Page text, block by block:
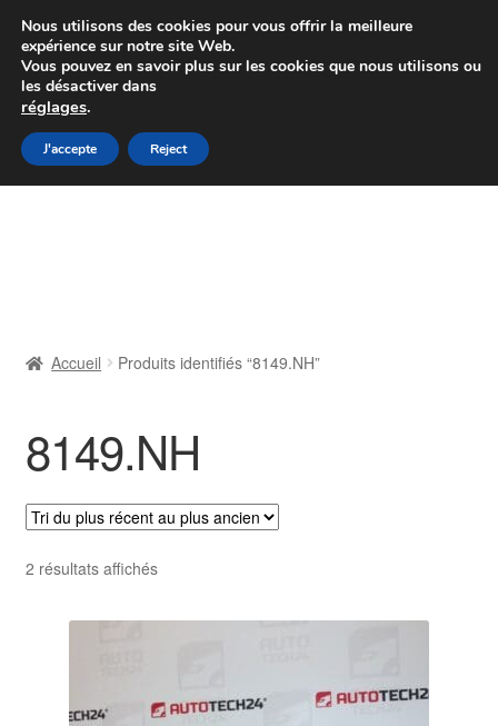
Colissimo livraison à partir de 7 EUR
Du lundi au vendredi de 9 h à 16 h
Aller
à
Aller
au
Livraison
Livraison internationale
Mon compte
Paiements
Accueil Produits identifiés “8149.NH”
8149.NH
2 résultats affichésTrié
plus
ancien
Nous utilisons des cookies pour vous offrir la meilleure
expérience sur notre site Web.
Vous pouvez en savoir plus sur les cookies que nous utilisons ou
les désactiver dans
réglages.
J'accepte Reject